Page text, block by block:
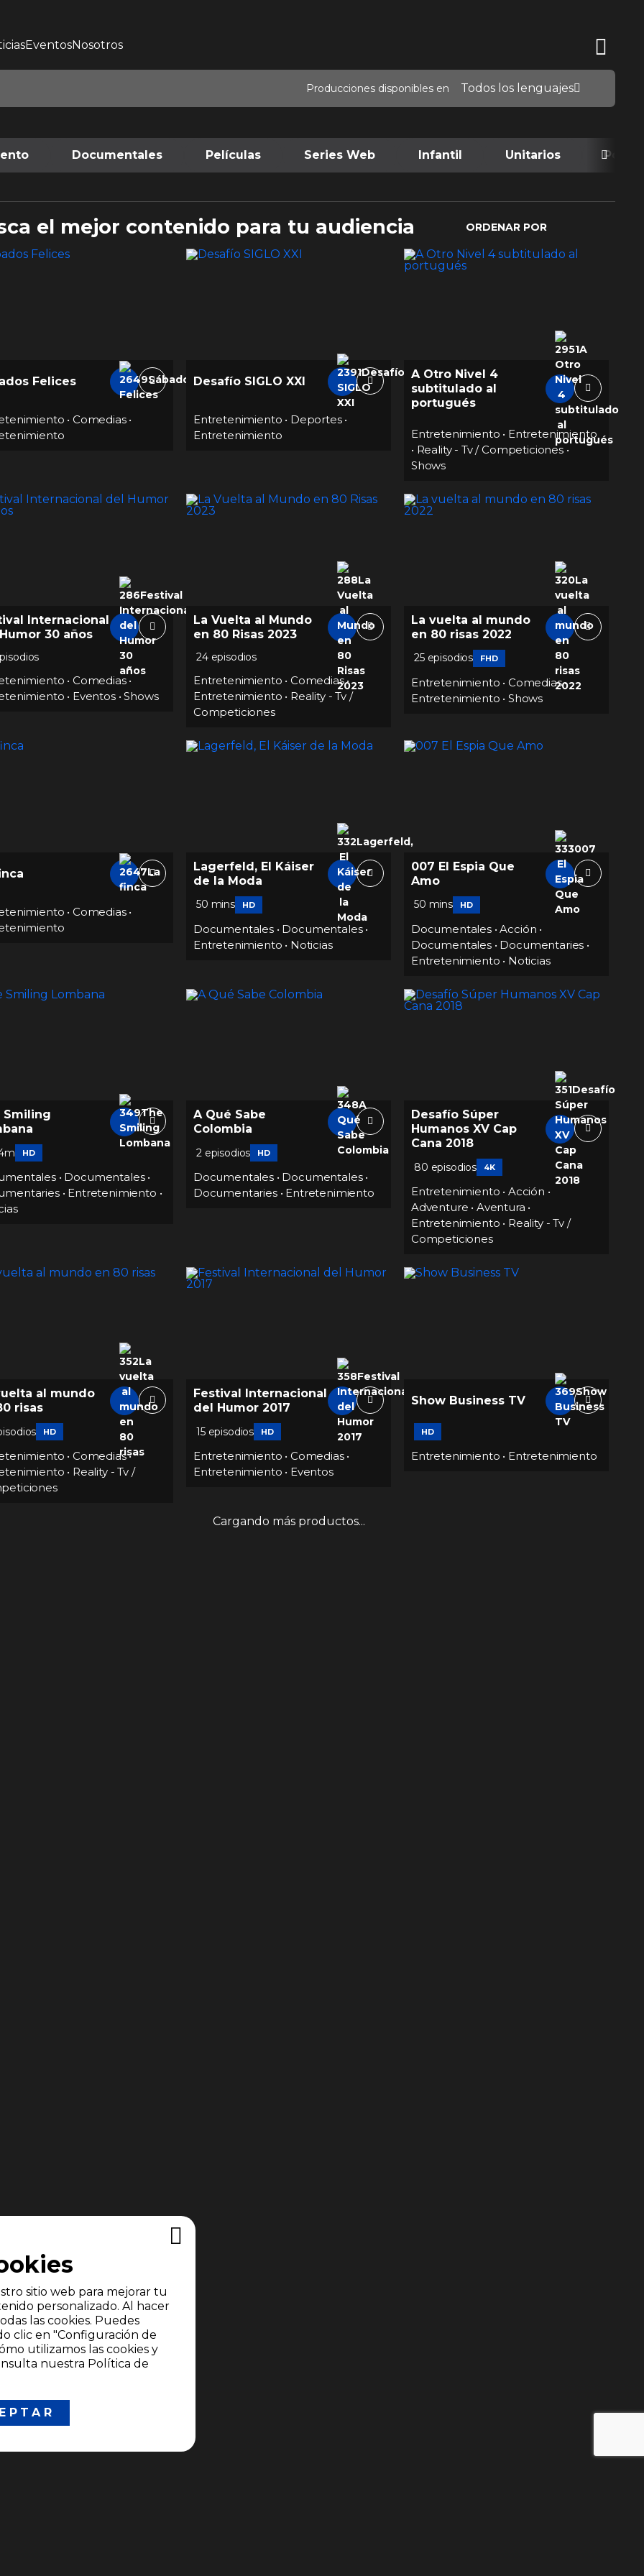
EventosNosotros
Producciones disponibles en Todos los lenguajes
Documentales Películas Series Web Infantil Unitarios
el mejor contenido para tu audiencia
Felices
• Comedias•
Desafío SIGLO XXI
Entretenimiento • Deportes•
Entretenimiento
A Otro Nivel 4
subtitulado al
portugués
Entretenimiento • Entretenimiento
• Reality - Tv / Competiciones•
Shows
Internacional
30 años
• Comedias•
• Eventos•Shows
La Vuelta al Mundo
en 80 Risas 2023
24 episodios
Entretenimiento • Comedias•
Entretenimiento • Reality - Tv /
Competiciones
La vuelta al mundo
en 80 risas 2022
25 episodios FHD
Entretenimiento • Comedias•
Entretenimiento • Shows
• Comedias•
Lagerfeld, El Káiser
de la Moda
50 mins HD
Documentales• Documentales•
Entretenimiento • Noticias
007 El Espia Que
Amo
50 mins HD
Documentales•Acción •
Documentales• Documentaries •
Entretenimiento • Noticias
Smiling
HD
• Documentales•
• Entretenimiento •
A Qué Sabe
Colombia
2 episodios HD
Documentales• Documentales•
Documentaries• Entretenimiento
Desafío Súper
Humanos XV Cap
Cana 2018
80 episodios 4K
Entretenimiento • Acción •
Adventure • Aventura •
Entretenimiento • Reality - Tv /
Competiciones
al mundo
risas
HD
• Comedias•
• Reality - Tv /
Festival Internacional
del Humor 2017
15 episodios HD
Entretenimiento • Comedias•
Entretenimiento • Eventos
Show Business TV
HD
Entretenimiento • Entretenimiento
Cargando más productos...
sitio web para mejorar tu
personalizado. Al hacer
las cookies. Puedes
clic en "Configuración de
utilizamos las cookies y
nuestra Política de